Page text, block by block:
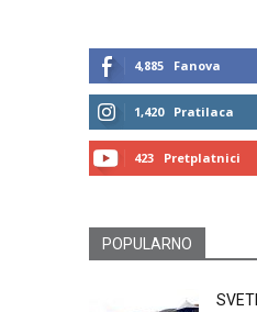
4,885 Fanova
1,420 Pratilaca
423 Pretplatnici
POPULARNO